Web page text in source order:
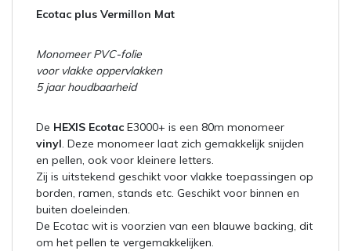
Ecotac plus Vermillon Mat
Monomeer PVC-folie
voor vlakke oppervlakken
5 jaar houdbaarheid
De HEXIS Ecotac E3000+ is een 80m monomeer
vinyl. Deze monomeer laat zich gemakkelijk snijden
en pellen, ook voor kleinere letters.
Zij is uitstekend geschikt voor vlakke toepassingen op
borden, ramen, stands etc. Geschikt voor binnen en
buiten doeleinden.
De Ecotac wit is voorzien van een blauwe backing, dit
om het pellen te vergemakkelijken.